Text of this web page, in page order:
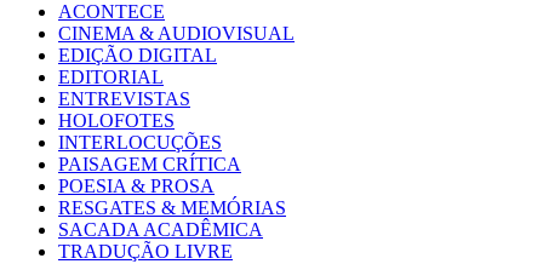
ACONTECE
CINEMA & AUDIOVISUAL
EDIÇÃO DIGITAL
EDITORIAL
ENTREVISTAS
HOLOFOTES
INTERLOCUÇÕES
PAISAGEM CRÍTICA
POESIA & PROSA
RESGATES & MEMÓRIAS
SACADA ACADÊMICA
TRADUÇÃO LIVRE